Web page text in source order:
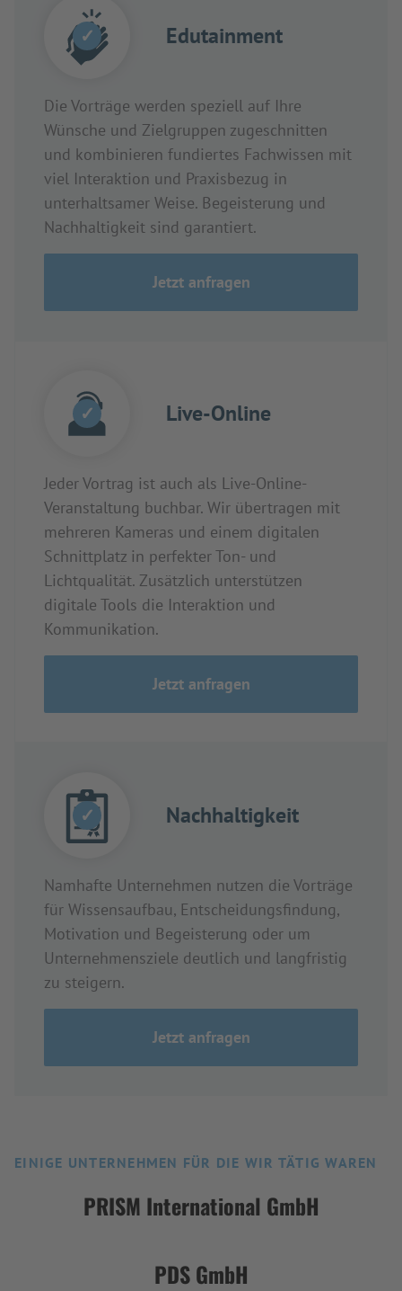
✓ Edutainment
Die Vorträge werden speziell auf Ihre
Wünsche und Zielgruppen zugeschnitten
und kombinieren fundiertes Fachwissen mit
viel Interaktion und Praxisbezug in
unterhaltsamer Weise. Begeisterung und
Nachhaltigkeit sind garantiert.
Jetzt anfragen
✓ Live-Online
Jeder Vortrag ist auch als Live-Online-
Veranstaltung buchbar. Wir übertragen mit
mehreren Kameras und einem digitalen
Schnittplatz in perfekter Ton- und
Lichtqualität. Zusätzlich unterstützen
digitale Tools die Interaktion und
Kommunikation.
Jetzt anfragen
✓ Nachhaltigkeit
Namhafte Unternehmen nutzen die Vorträge
für Wissensaufbau, Entscheidungsfindung,
Motivation und Begeisterung oder um
Unternehmensziele deutlich und langfristig
zu steigern.
Jetzt anfragen
EINIGE UNTERNEHMEN FÜR DIE WIR TÄTIG WAREN
PRISM International GmbH
PDS GmbH